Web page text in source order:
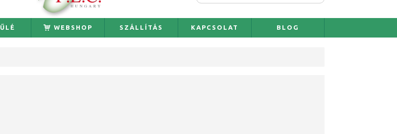
WEBSHOP SZÁLLÍTÁS KAPCSOLAT BLOG